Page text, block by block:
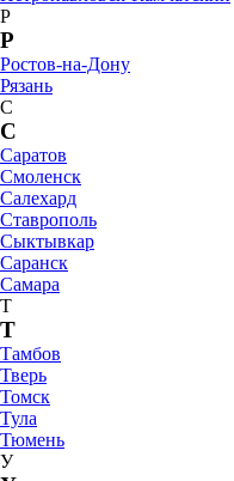
Р
Р
Ростов-на-Дону
Рязань
С
С
Саратов
Смоленск
Салехард
Ставрополь
Сыктывкар
Саранск
Самара
Т
Т
Тамбов
Тверь
Томск
Тула
Тюмень
У